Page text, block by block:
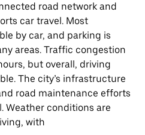
road network and
car travel. Most
by car, and parking is
areas. Traffic congestion
but overall, driving
The city’s infrastructure
road maintenance efforts
Weather conditions are
with